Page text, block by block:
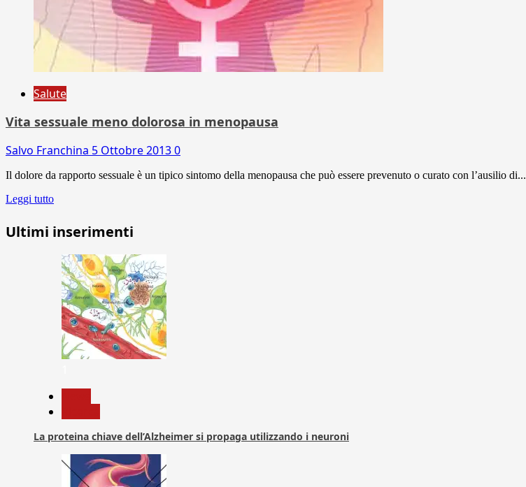
Salute
Vita sessuale meno dolorosa in menopausa
Salvo Franchina 5 Ottobre 20130
Il dolore da rapporto sessuale è un tipico sintomo della menopausa che può essere prevenuto o curato con l’ausilio di...
Leggi tutto
Ultimi inserimenti
La proteina chiave dell’Alzheimer si propaga utilizzando i neuroni